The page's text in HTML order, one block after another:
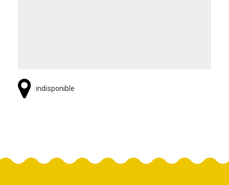
indisponible